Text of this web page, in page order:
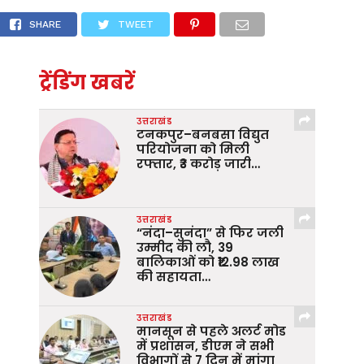
SHARE TWEET
ट्रेंडिंग खबरें
उत्तराखंड
टनकपुर–बनबसा विद्युत
परियोजना को मिली
रफ्तार, ₹3 करोड़ जारी…
उत्तराखंड
“नंदा–सुनंदा” से फिर जली
उम्मीद की लौ, 39
बालिकाओं को ₹12.98 लाख
की सहायता…
उत्तराखंड
मानसून से पहले अलर्ट मोड
में प्रशासन, डीएम ने सभी
विभागों से 7 दिन में मांगा